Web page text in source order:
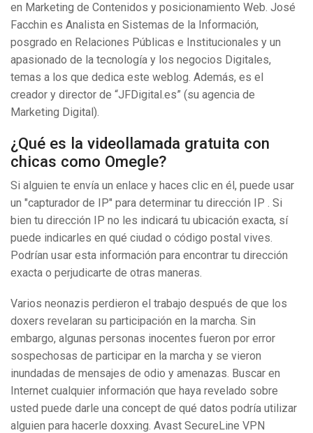
en Marketing de Contenidos y posicionamiento Web. José
Facchin es Analista en Sistemas de la Información,
posgrado en Relaciones Públicas e Institucionales y un
apasionado de la tecnología y los negocios Digitales,
temas a los que dedica este weblog. Además, es el
creador y director de “JFDigital.es” (su agencia de
Marketing Digital).
¿Qué es la videollamada gratuita con
chicas como Omegle?
Si alguien te envía un enlace y haces clic en él, puede usar
un "capturador de IP" para determinar tu dirección IP . Si
bien tu dirección IP no les indicará tu ubicación exacta, sí
puede indicarles en qué ciudad o código postal vives.
Podrían usar esta información para encontrar tu dirección
exacta o perjudicarte de otras maneras.
Varios neonazis perdieron el trabajo después de que los
doxers revelaran su participación en la marcha. Sin
embargo, algunas personas inocentes fueron por error
sospechosas de participar en la marcha y se vieron
inundadas de mensajes de odio y amenazas. Buscar en
Internet cualquier información que haya revelado sobre
usted puede darle una concept de qué datos podría utilizar
alguien para hacerle doxxing. Avast SecureLine VPN